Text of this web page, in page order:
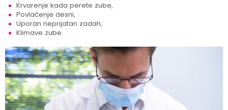
Krvarenje kada perete zube,
Povlačenje desni,
Uporan neprijatan zadah,
Klimave zube.